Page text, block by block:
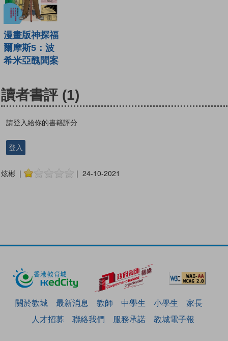
漫畫版神探福
爾摩斯5：波
希米亞醜聞案
讀者書評 (1)
請登入給你的書籍評分
登入
炫彬 | | 24-10-2021
關於教城 最新消息 教師 中學生 小學生
家長
人才招募
聯絡我們 服務承諾 教城電子報